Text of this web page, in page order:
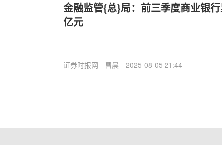
金融监管{总}局：前三季度商业银
亿元
证券时报网 曹晨 2025-08-05 21:44